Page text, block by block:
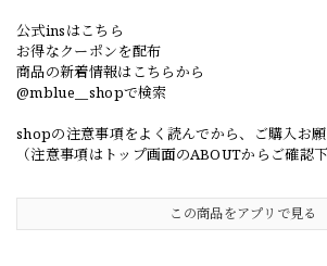
公式insはこちら
お得なクーポンを配布
商品の新着情報はこちらから
@mblue__shopで検索
shopの注意事項をよく読んでから、ご購入お願
（注意事項はトップ画面のABOUTからご確認下
この商品をアプリで見る